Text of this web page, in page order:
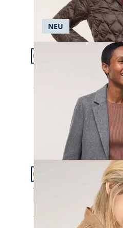
Artikel 7 von 24.
NEU
Langer Wollmantel mit
ab
Artikel 10 von 24.
Ziegenvelours Perfo
4,8 (12)
ab